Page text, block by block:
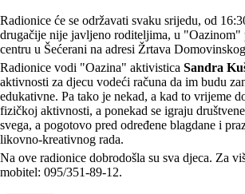
Radionice će se održavati svaku srijedu, od
drugačije nije javljeno roditeljima, u "Oazinom"
centru u Šećerani na adresi Žrtava
Radionice vodi "Oazina" aktivistica Sandra
aktivnosti za djecu vodeći računa da im budu
edukativne. Pa tako je nekad, a kad to vrijeme
fizičkoj aktivnosti, a ponekad se igraju
svega, a pogotovo pred određene blagdane i
likovno-kreativnog rada.
Na ove radionice dobrodošla su sva djeca. Za
mobitel: 095/351-89-12.